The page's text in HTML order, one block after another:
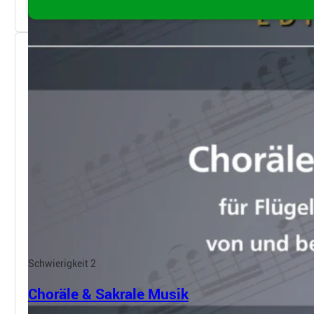
Schwierigkeit 2
Choräle & Sakrale Musik